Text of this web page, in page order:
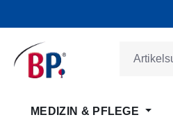
MEDIZIN & PFLEGE